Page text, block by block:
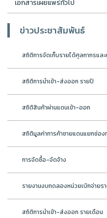
เอกสารเผยแพร่ทั่วไป
ข่าวประชาสัมพันธ์
สถิติการจัดเก็บรายได้ศุลกากรแล
สถิติการนำเข้า-ส่งออก รายปี
สถิติสินค้าผ่านแดนเข้า-ออก
สถิติมูลค่าการค้าชายแดนแยกช่อง
การจัดซื้อ-จัดจ้าง
รายงานงบทดลองหน่วยเบิกจ่ายร
สถิติการนำเข้า-ส่งออก รายเดือน